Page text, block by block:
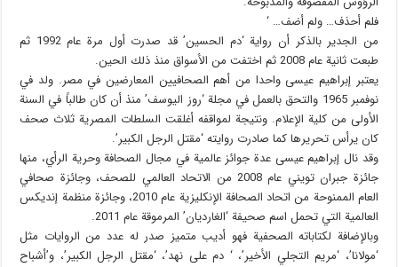
فلم أحذف… ولم أضف… ‘
من الجدير بالذكر أن رواية ‘دم الحسين’ قد صدرت أول مرة عام 1992 ثم
طبعت ثانية عام 2008 ثم اختفت من الأسواق منذ ذلك الحين.
يعتبر إبراهيم عيسى واحدا من أهم الصحافيين المعارضين في مصر. ولد في
نوفمبر 1965 والتحق بالعمل في مجلة ‘روز اليوسف’ منذ أن كان طالباً في السنة
الأولى من كلية الإعلام. ونتيجة لمواقفه أغلقت السلطات المصرية ثلاث صحف
كان يرأس تحريرها كما صادرت روايته ‘مقتل الرجل الكبير’.
وقد نال إبراهيم عيسى عدة جوائز عالمية في مجال الصحافة وحرية الرأي، منها
جائزة جبران تويني عام 2008 من الاتحاد العالمي للصحف، وجائزة صحافي
العام الممنوحة من اتحاد الصحافة الإنكليزية عام 2010، وجائزة منظمة إنديكس
العالمية التي تحمل اسم صحيفة ‘الغارديان’ المرموقة عام 2011.
وبالإضافة لكتاباته الصحفية فهو أديب متميز صدر له عدد من الروايات مثل
‘مولانا’، ‘مريم التجلي الأخير’، ‘ دم على نهد’، ‘مقتل الرجل الكبير’، و’أشباح